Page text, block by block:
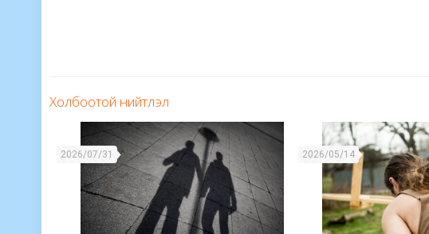
Холбоотой нийтлэл
2026/07/31 2026/05/14